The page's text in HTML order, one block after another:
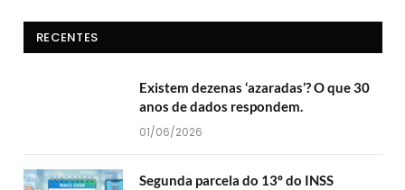
RECENTES
Existem dezenas ‘azaradas’? O que 30
anos de dados respondem.
01/06/2026
Segunda parcela do 13º do INSS